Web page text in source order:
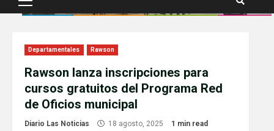
Primary
Menu
Departamentales Rawson
Rawson lanza inscripciones para
cursos gratuitos del Programa Red
de Oficios municipal
Diario Las Noticias 18 agosto, 2025 1 min read